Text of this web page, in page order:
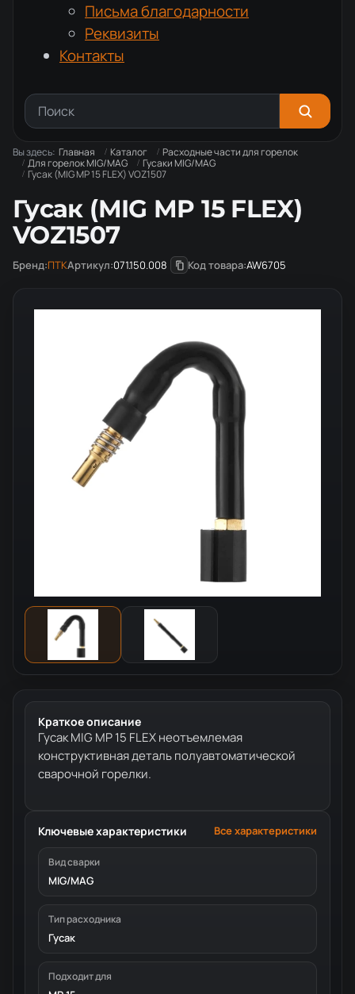
Письма благодарности
Реквизиты
Контакты
Вы здесь: Главная Каталог
Расходные части для горелок
Для горелок MIG/MAG
Гусаки MIG/MAG
Гусак (MIG MP 15 FLEX) VOZ1507
Гусак (MIG MP 15 FLEX)
VOZ1507
Бренд:ПТКАртикул:071.150.008 Код товара:AW6705
Краткое описание
Гусак MIG MP 15 FLEX неотъемлемая
конструктивная деталь полуавтоматической
сварочной горелки.
Ключевые характеристики Все характеристики
Вид сварки
MIG/MAG
Тип расходника
Гусак
Подходит для